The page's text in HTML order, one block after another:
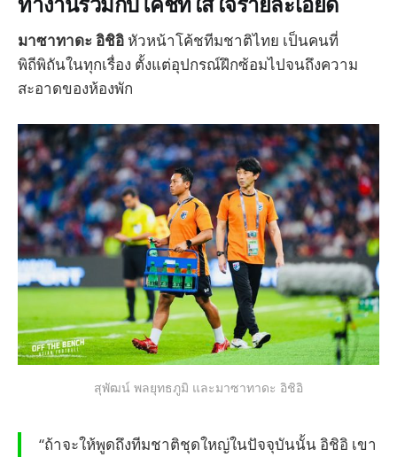
มาซาทาดะ อิชิอิ หัวหน้าโค้ชทีมชาติไทย เป็นคนที่
พิถีพิถันในทุกเรื่อง ตั้งแต่อุปกรณ์ฝึกซ้อมไปจนถึงความ
สะอาดของห้องพัก
สุพัฒน์ พลยุทธภูมิ และมาซาทาดะ อิชิอิ
“ถ้าจะให้พูดถึงทีมชาติชุดใหญ่ในปัจจุบันนั้น อิชิอิ เขา